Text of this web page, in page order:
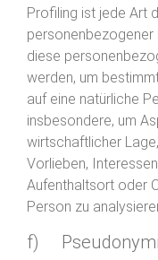
Profiling ist jede Art
personenbezogener
diese
werden, um
auf eine natürliche
insbesondere, um
wirtschaftlicher
Vorlieben,
Aufenthaltsort oder
Person zu
f)